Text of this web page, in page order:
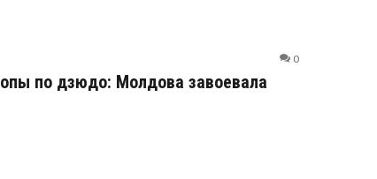
0
по дзюдо: Молдова завоевала